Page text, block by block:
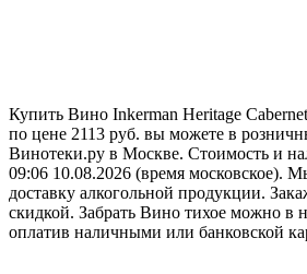
Купить Вино Inkerman Heritage
по цене 2113 руб. вы можете в
Винотеки.ру в Москве. Стоимость и
09:06 10.08.2026 (время московское).
доставку алкогольной продукции.
скидкой. Забрать Вино тихое можно в
оплатив наличными или банковской